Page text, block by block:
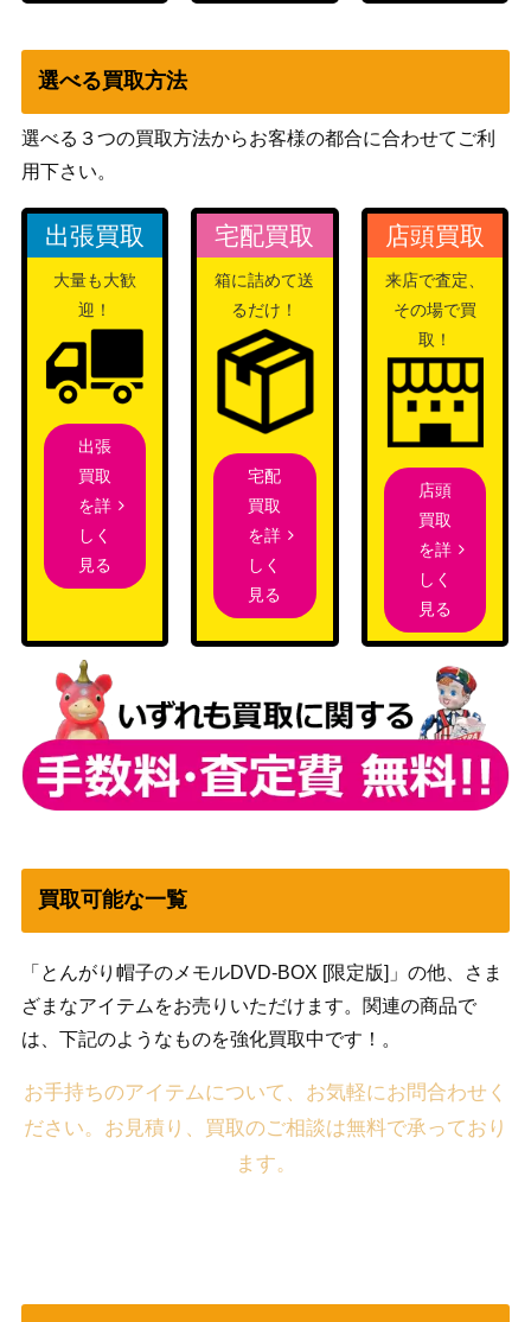
選べる買取方法
選べる３つの買取方法からお客様の都合に合わせてご利
用下さい。
出張買取
大量も大歓
迎！
出張
買取
を詳
しく
見る
宅配買取
箱に詰めて送
るだけ！
宅配
買取
を詳
しく
見る
店頭買取
来店で査定、
その場で買
取！
店頭
買取
を詳
しく
見る
買取可能な一覧
「とんがり帽子のメモルDVD-BOX [限定版]」の他、さま
ざまなアイテムをお売りいただけます。関連の商品で
は、下記のようなものを強化買取中です！。
お手持ちのアイテムについて、お気軽にお問合わせく
ださい。お見積り、買取のご相談は無料で承っており
ます。